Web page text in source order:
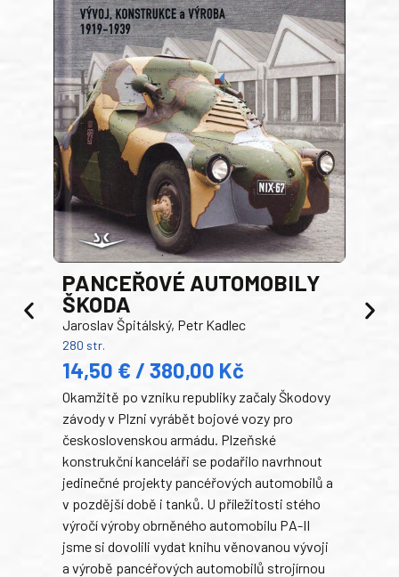
PANCEŘOVÉ AUTOMOBILY
ŠKODA
Jaroslav Špitálský, Petr Kadlec
280 str.
14,50 € / 380,00 Kč
Okamžitě po vzniku republiky začaly Škodovy
závody v Plzni vyrábět bojové vozy pro
československou armádu. Plzeňské
konstrukční kanceláři se podařilo navrhnout
jedinečné projekty pancéřových automobilů a
v pozdější době i tanků. U příležitosti stého
výročí výroby obrněného automobilu PA-II
jsme si dovolili vydat knihu věnovanou vývoji
a výrobě pancéřových automobilů strojírnou